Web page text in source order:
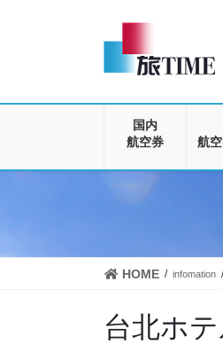
に
ョ
動
国内
航空券
航
HOME infomation
台北ホ